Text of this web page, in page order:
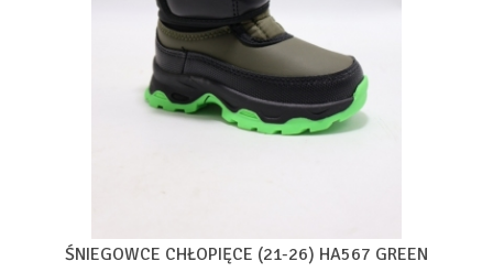
ŚNIEGOWCE CHŁOPIĘCE (21-26) HA567 GREEN